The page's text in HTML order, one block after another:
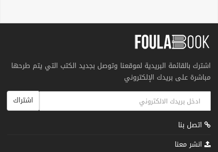
اشترك بالقائمة البريدية لموقعنا وتوصل بجديد الكتب التي يتم طرحها
مباشرة على بريدك الإلكتروني
اشتراك
اتصل بنا
انشر معنا